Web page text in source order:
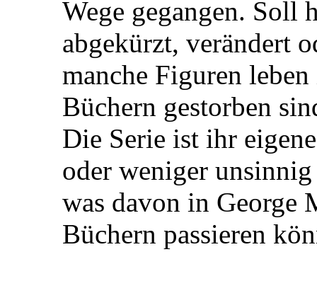
Wege gegangen. Soll
abgekürzt, verändert
manche Figuren
Büchern gestorben
Die Serie ist ihr
oder weniger
was davon in George
Büchern passieren